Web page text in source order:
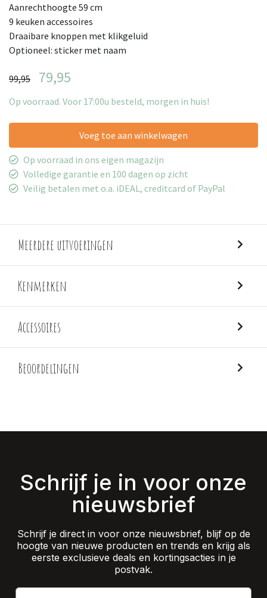
Aanrechthoogte 59 cm
9 keuken accessoires
Draaibare knoppen met klikgeluid
Optioneel: sticker met naam
99,95 79,95
Op voorraad. Voor 17:00u besteld, morgen in huis!
Voeg toe aan winkelwagen
Op voorraad in ons eigen magazijn
Volledige garantie en 100 dagen op zicht
Veilig betalen met o.a. iDEAL, creditcard of PayPal
Meerdere uitvoeringen
Kenmerken
Accessoires
Beoordelingen
Schrijf je in voor onze
nieuwsbrief
Schrijf je direct in voor onze nieuwsbrief, blijf op de
hoogte van nieuwe producten en trends en krijg als
eerste exclusieve deals en kortingsacties in je
postvak.
Email